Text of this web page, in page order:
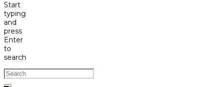
Start
typing
and
press
Enter
to
search